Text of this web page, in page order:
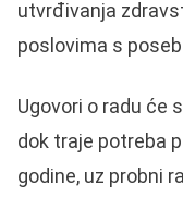
utvrđivanja
poslovima s
Ugovori o radu će
dok traje potreba
godine, uz probni